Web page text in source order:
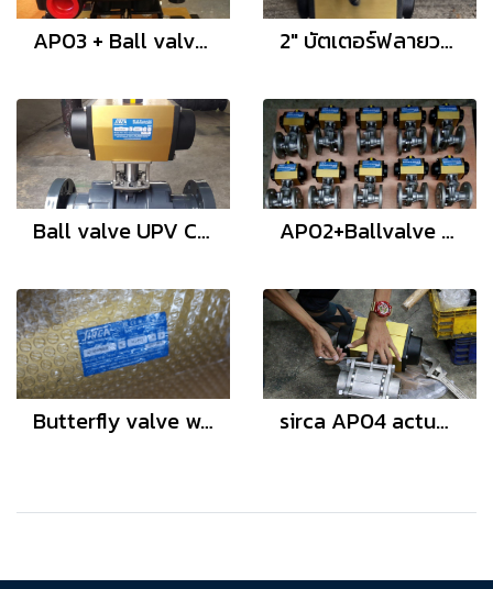
AP03 + Ball valve 3pc + limit switch box apl-210n 2" บัตเตอร์ฟลายวาล์ว ประกอบ หัวขับลม SIRCA AP02 โซลินอยด์วาล์ว SDPC 4M310-08
Ball valve UPV C หน้าแปลน ประกอบหัวขับ SIRCA AP02+Ballvalve stainless steel Flanged
Butterfly valve with actuator AP10 sirca AP04 actuator ball valve 3pc 3"